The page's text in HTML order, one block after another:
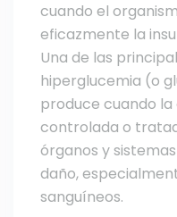
cuando el
eficazmente la
Una de las
hiperglucemia (o
produce cuando la
controlada o
órganos y
daño,
sanguíneos.